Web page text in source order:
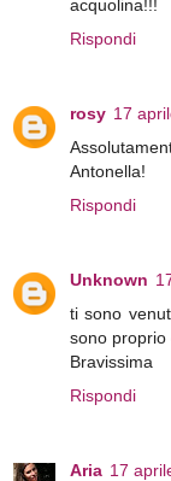
acquolina!!!
Rispondi
rosy 17
Antonella!
Rispondi
Unknown
ti sono
sono proprio
Bravissima
Rispondi
Aria 17